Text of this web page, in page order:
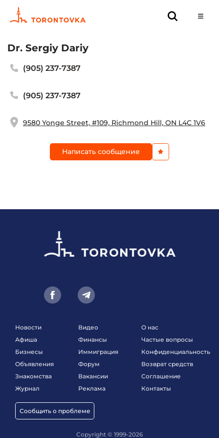
Dr. Sergiy Dariy
(905) 237-7387
(905) 237-7387
9580 Yonge Street, #109, Richmond Hill, ON L4C 1V6
Написать сообщение
Новости
Афиша
Бизнесы
Объявления
Знакомства
Журнал
Сообщить о проблеме
Видео
Финансы
Иммиграция
Форум
Вакансии
Реклама
О нас
Частые вопросы
Конфиденциальность
Возврат средств
Соглашение
Контакты
Copyright © 1999-2026